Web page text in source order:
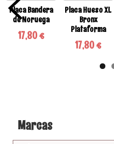
Marcas
Placa Bandera
de Noruega
17,80 €
Placa Hueso XL
Bronx
Plataforma
17,80 €